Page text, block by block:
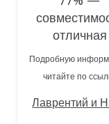
отличная
Подробную
читайте по
Лаврентий и